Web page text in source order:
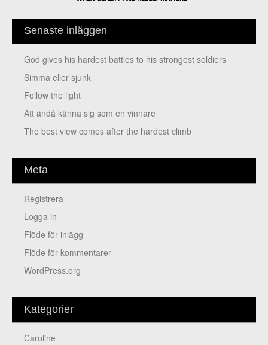
Senaste inläggen
God gives his hardest battles to his strongest soldiers
Simma eller sjunk
Follow the light
Att ändå känna sig som en vinnare
The best view comes after the hardest climb
Meta
Registrera
Logga in
Flöde för inlägg
Flöde för kommentarer
WordPress.org
Kategorier
Caroline